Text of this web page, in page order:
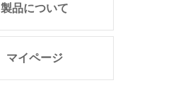
製品について
マイページ